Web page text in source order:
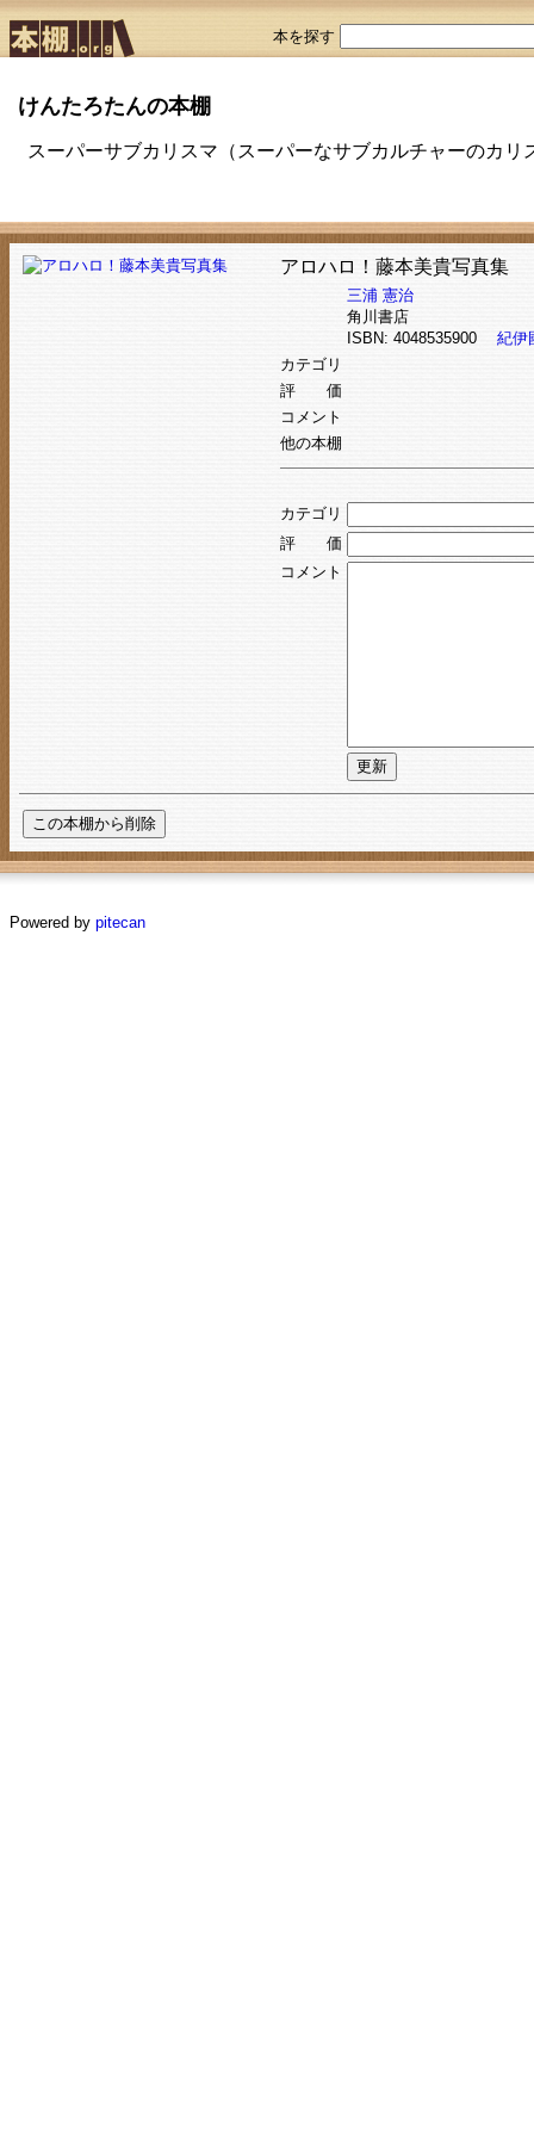
本を探す
けんたろたんの本棚
スーパーサブカリスマ（スーパーなサブカルチャーのカ
アロハロ！藤本美貴写真集
三浦 憲治
角川書店
ISBN: 4048535900 紀伊
カテゴリ
評 価
コメント
他の本棚
カテゴリ
評 価
コメント
Powered by pitecan